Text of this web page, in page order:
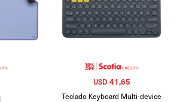
Teclado Keyboard Multi-device
USD 41,65